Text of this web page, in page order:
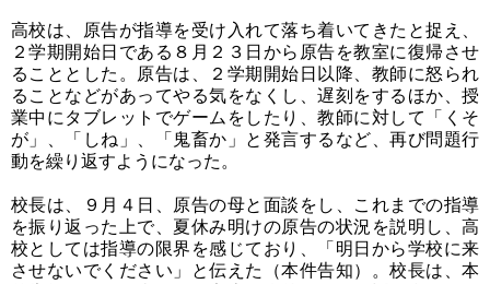
高校は、原告が指導を受け入れて落ち着いてきたと捉え、
２学期開始日である８月２３日から原告を教室に復帰させ
ることとした。原告は、２学期開始日以降、教師に怒られ
ることなどがあってやる気をなくし、遅刻をするほか、授
業中にタブレットでゲームをしたり、教師に対して「くそ
が」、「しね」、「鬼畜か」と発言するなど、再び問題行
動を繰り返すようになった。
校長は、９月４日、原告の母と面談をし、これまでの指導
を振り返った上で、夏休み明けの原告の状況を説明し、高
校としては指導の限界を感じており、「明日から学校に来
させないでください」と伝えた（本件告知）。校長は、本